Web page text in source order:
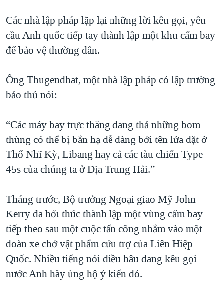
Các nhà lập pháp lặp lại những lời kêu gọi, yêu
cầu Anh quốc tiếp tay thành lập một khu cấm bay
để bảo vệ thường dân.
Ông Thugendhat, một nhà lập pháp có lập trường
bảo thủ nói:
“Các máy bay trực thăng đang thả những bom
thùng có thể bị bắn hạ dễ dàng bởi tên lửa đặt ở
Thổ Nhĩ Kỳ, Libang hay cả các tàu chiến Type
45s của chúng ta ở Địa Trung Hải.”
Tháng trước, Bộ trưởng Ngoại giao Mỹ John
Kerry đã hối thúc thành lập một vùng cấm bay
tiếp theo sau một cuộc tấn công nhắm vào một
đoàn xe chở vật phẩm cứu trợ của Liên Hiệp
Quốc. Nhiều tiếng nói diều hâu đang kêu gọi
nước Anh hãy ủng hộ ý kiến đó.